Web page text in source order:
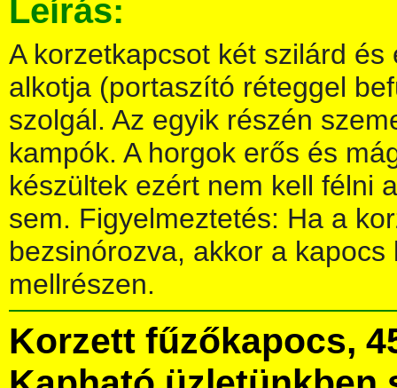
Leírás:
A korzetkapcsot két szilárd
alkotja (portaszító réteggel
szolgál. Az egyik részén
kampók. A horgok erős és
készültek ezért nem kell félni
sem. Figyelmeztetés: Ha a
bezsinórozva, akkor a kapocs
mellrészen.
Korzett fűzőkapocs,